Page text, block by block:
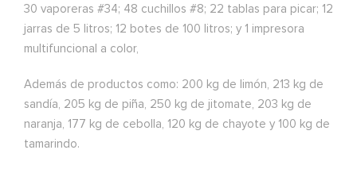
30 vaporeras #34; 48 cuchillos #8; 22 tablas para picar; 12
jarras de 5 litros; 12 botes de 100 litros; y 1 impresora
multifuncional a color,
Además de productos como: 200 kg de limón, 213 kg de
sandía, 205 kg de piña, 250 kg de jitomate, 203 kg de
naranja, 177 kg de cebolla, 120 kg de chayote y 100 kg de
tamarindo.